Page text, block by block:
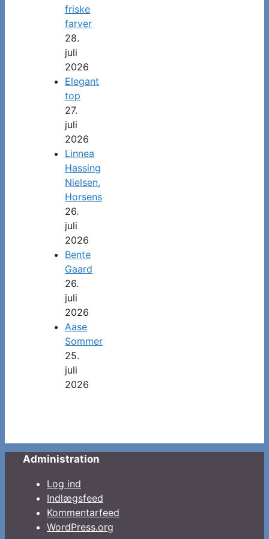
friske
farver
28.
juli
2026
Elegant
top
27.
juli
2026
Linnea
Hassing
Nielsen,
Horsens
26.
juli
2026
Bente
Gaard
26.
juli
2026
Aase
Sommer
25.
juli
2026
Administration
Log ind
Indlægsfeed
Kommentarfeed
WordPress.org